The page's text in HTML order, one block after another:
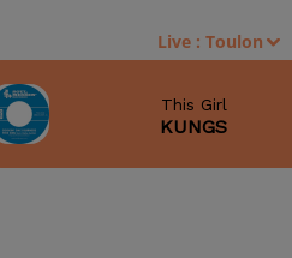
Live :Toulon
This Girl
KUNGS